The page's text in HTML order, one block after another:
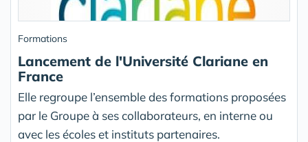
Formations
Lancement de l'Université Clariane en
France
Elle regroupe l’ensemble des formations proposées
par le Groupe à ses collaborateurs, en interne ou
avec les écoles et instituts partenaires.